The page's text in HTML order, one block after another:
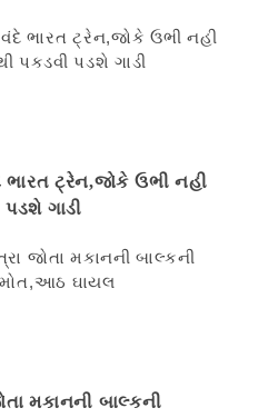
ભારત ટ્રેન,જોકે ઉભી નહી
ગાડી
મકાનની બાલ્કની